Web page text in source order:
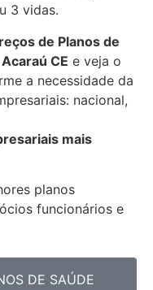
3 vidas.
de Planos de
CE e veja o
a necessidade da
nacional,
mais
planos
funcionários e
DE SAÚDE